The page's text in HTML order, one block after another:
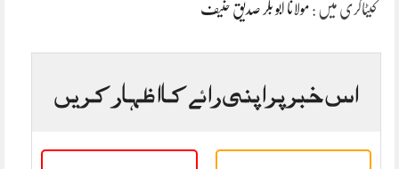
کیٹاگری میں : مولانا ابو بکر صدیق حنیف
اس خبر پر اپنی رائے کا اظہار کریں